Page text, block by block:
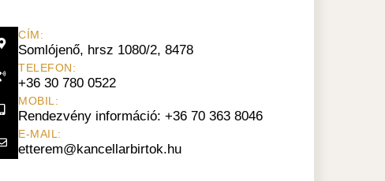
CÍM:
Somlójenő, hrsz 1080/2, 8478
TELEFON:
+36 30 780 0522
MOBIL:
Rendezvény információ: +36 70 363 8046
E-MAIL:
etterem@kancellarbirtok.hu